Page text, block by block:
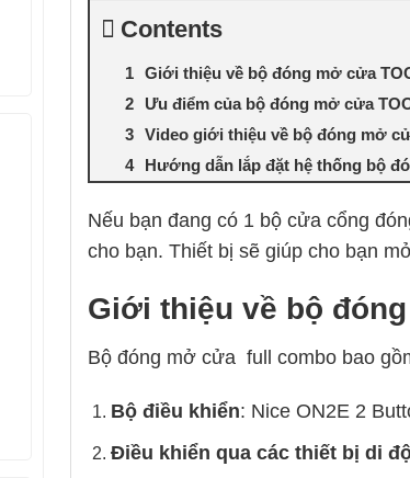
Contents
Giới thiệu về bộ đóng mở cửa
Ưu điểm của bộ đóng mở cửa
Video giới thiệu về bộ đóng mở
Hướng dẫn lắp đặt hệ thống bộ
Nếu bạn đang có 1 bộ cửa cổng
cho bạn. Thiết bị sẽ giúp cho bạn
Giới thiệu về bộ
Bộ đóng mở cửa full combo bao
Bộ điều khiển: Nice ON2E 2
Điều khiển qua các thiết bị di